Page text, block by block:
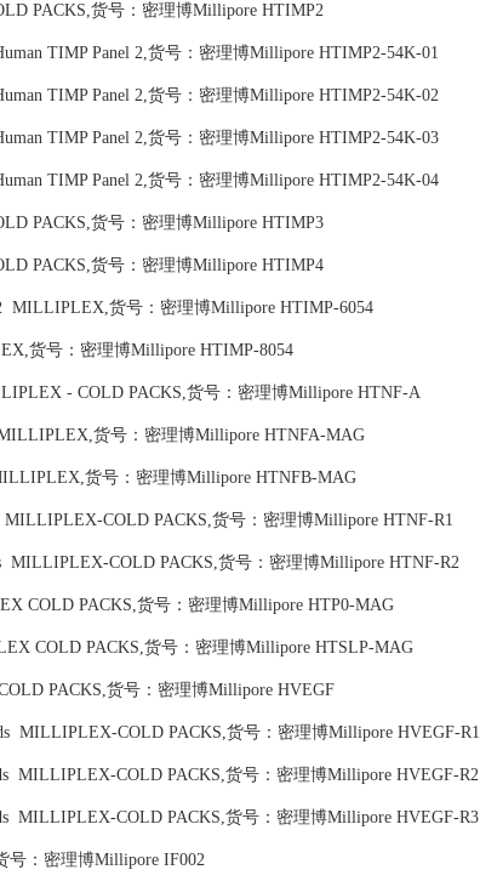
PACKS,货号：密理博Millipore HTIMP2
TIMP Panel 2,货号：密理博Millipore HTIMP2-54K-01
TIMP Panel 2,货号：密理博Millipore HTIMP2-54K-02
TIMP Panel 2,货号：密理博Millipore HTIMP2-54K-03
TIMP Panel 2,货号：密理博Millipore HTIMP2-54K-04
PACKS,货号：密理博Millipore HTIMP3
PACKS,货号：密理博Millipore HTIMP4
MILLIPLEX,货号：密理博Millipore HTIMP-6054
货号：密理博Millipore HTIMP-8054
- COLD PACKS,货号：密理博Millipore HTNF-A
货号：密理博Millipore HTNFA-MAG
货号：密理博Millipore HTNFB-MAG
MILLIPLEX-COLD PACKS,货号：密理博Millipore HTNF-R1
MILLIPLEX-COLD PACKS,货号：密理博Millipore HTNF-R2
COLD PACKS,货号：密理博Millipore HTP0-MAG
COLD PACKS,货号：密理博Millipore HTSLP-MAG
PACKS,货号：密理博Millipore HVEGF
MILLIPLEX-COLD PACKS,货号：密理博Millipore HVEGF-R1
MILLIPLEX-COLD PACKS,货号：密理博Millipore HVEGF-R2
MILLIPLEX-COLD PACKS,货号：密理博Millipore HVEGF-R3
号：密理博Millipore IF002